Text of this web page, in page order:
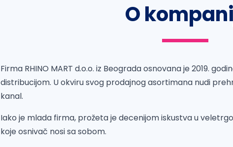
O
Firma RHINO MART d.o.o. iz Beograda osnovana je 2019.
distribucijom. U okviru svog prodajnog asortimana nudi
kanal.
Iako je mlada firma, prožeta je decenijom iskustva u
koje osnivač nosi sa sobom.